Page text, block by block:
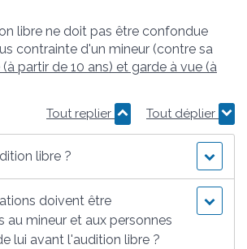
libre ne doit pas être confondue
contrainte d'un mineur (contre sa
partir de 10 ans) et garde à vue (à
Tout replier Tout déplier
libre ?
doivent être
au mineur et aux personnes
lui avant l'audition libre ?